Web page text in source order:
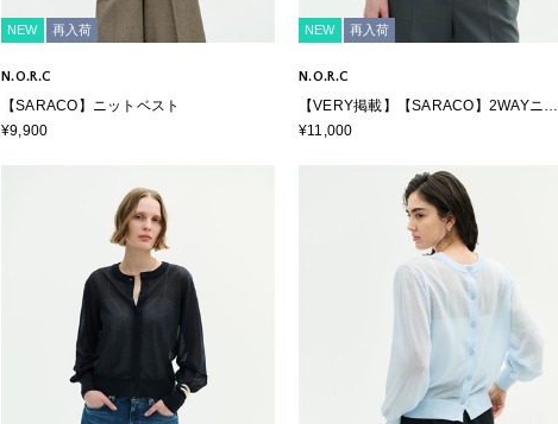
NEW 再入荷
N.O.R.C
【SARACO】ニットベスト
¥9,900
NEW 再入荷
N.O.R.C
【VERY掲載】【SARACO】2WAYニッ
トカーディガン
¥11,000